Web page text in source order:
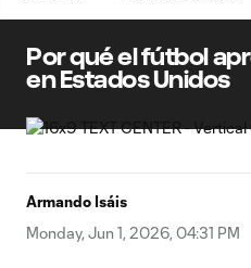
Por qué el fútbol
en Estados Unidos
Armando Isáis
Monday, Jun 1, 2026, 04:31 PM